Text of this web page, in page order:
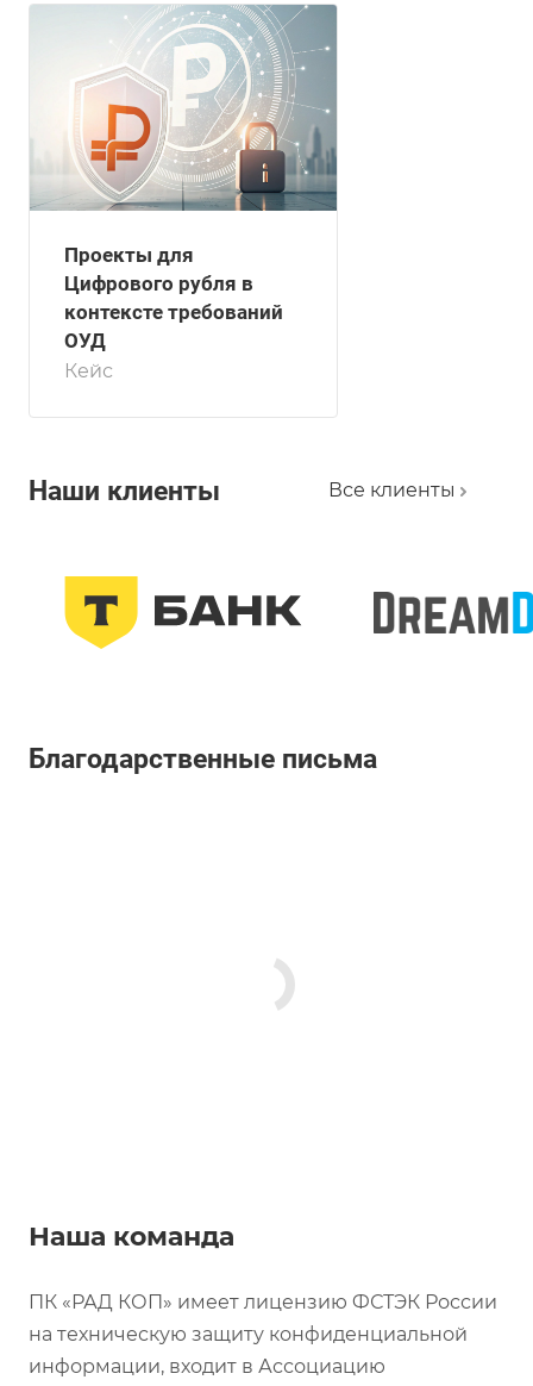
Проекты для
Цифрового рубля в
контексте требований
ОУД
Кейс
Наши клиенты Все клиенты
Благодарственные письма
Наша команда
ПК «РАД КОП» имеет лицензию ФСТЭК России
на техническую защиту конфиденциальной
информации, входит в Ассоциацию